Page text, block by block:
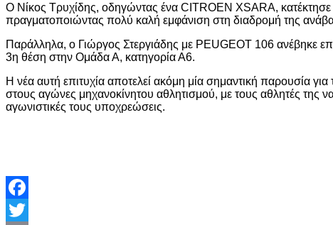
Ο Νίκος Τρυχίδης, οδηγώντας ένα CITROEN XSARA,
πραγματοποιώντας πολύ καλή εμφάνιση στη διαδρομή της
Παράλληλα, ο Γιώργος Στεργιάδης με PEUGEOT 106 ανέβηκε
3η θέση στην Ομάδα Α, κατηγορία Α6.
Η νέα αυτή επιτυχία αποτελεί ακόμη μία σημαντική παρουσία
στους αγώνες μηχανοκίνητου αθλητισμού, με τους αθλητές της
αγωνιστικές τους υποχρεώσεις.
Facebook